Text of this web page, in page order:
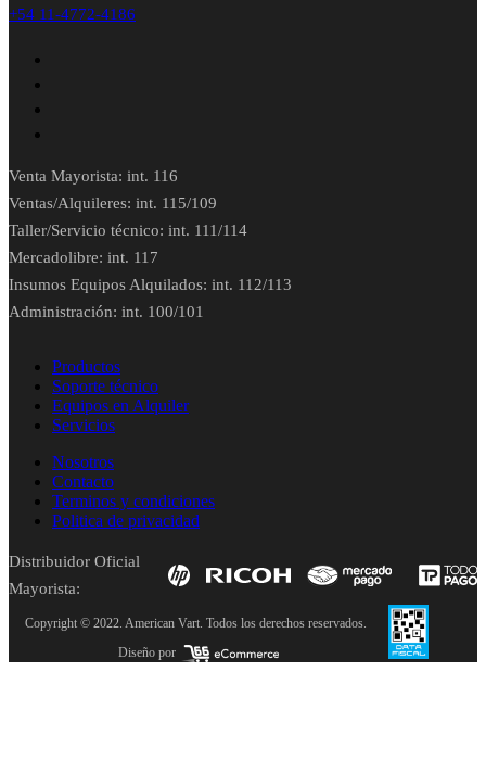
+54 11-4772-4186
Venta Mayorista: int. 116
Ventas/Alquileres: int. 115/109
Taller/Servicio técnico: int. 111/114
Mercadolibre: int. 117
Insumos Equipos Alquilados: int. 112/113
Administración: int. 100/101
Productos
Soporte técnico
Equipos en Alquiler
Servicios
Nosotros
Contacto
Terminos y condiciones
Politica de privacidad
Distribuidor Oficial
Mayorista:
Copyright © 2022. American Vart. Todos los derechos reservados.
Diseño por